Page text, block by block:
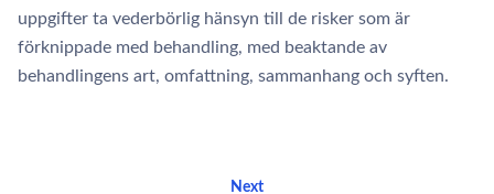
uppgifter ta vederbörlig hänsyn till de risker som är
förknippade med behandling, med beaktande av
behandlingens art, omfattning, sammanhang och syften.
Next